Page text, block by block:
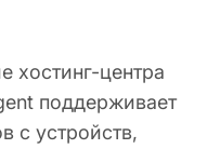
хостинг-центра
поддерживает
с устройств,